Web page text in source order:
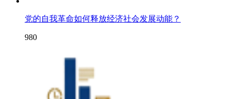
党的自我革命如何释放经济社会发展动能？
980